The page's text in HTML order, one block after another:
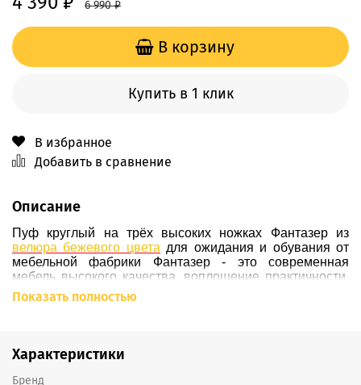
6 990 ₽
В корзину
Купить в 1 клик
В избранное
Добавить в сравнение
Описание
Пуф круглый на трёх высоких ножках Фантазериз
велюра бежевого цвета для ожидания и обувания от
мебельной фабрики Фантазер - это современная
мебель высокого качества, воплощение практичности,
комфорта и уюта в Вашей квартире или даче, которая
внесет стильный акцент в Ваш интерьер и
пуф, мы предлагаем широкий выбор
разнообразияиматериалов обивки
наножках
Показать полностью
Характеристики
Бренд